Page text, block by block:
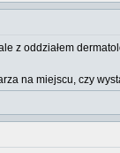
z oddziałem
na miejscu, czy